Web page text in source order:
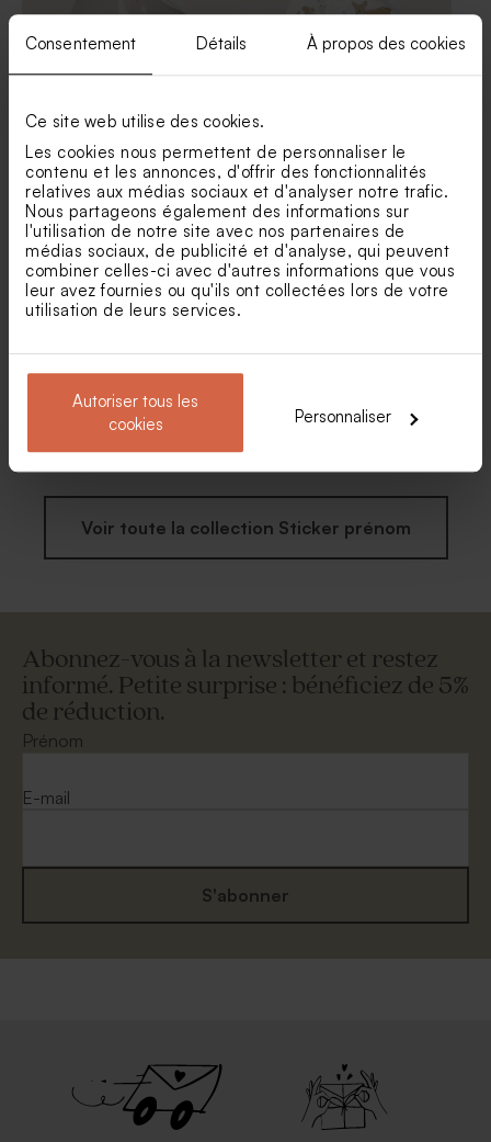
Consentement Détails À propos des cookies
Ce site web utilise des cookies.
Les cookies nous permettent de personnaliser le
contenu et les annonces, d'offrir des fonctionnalités
relatives aux médias sociaux et d'analyser notre trafic.
Nous partageons également des informations sur
l'utilisation de notre site avec nos partenaires de
médias sociaux, de publicité et d'analyse, qui peuvent
combiner celles-ci avec d'autres informations que vous
leur avez fournies ou qu'ils ont collectées lors de votre
utilisation de leurs services.
Autoriser tous les
cookies
Personnaliser
Sticker baptême maman et
bébé oies
Sticker baptême balade
enchantée en forêt
Stickers baptême lion
Tadaaz x Roomblush
Sticker naissance décor
Voir toute la collection Sticker prénom
Abonnez-vous à la newsletter et restez
informé. Petite surprise : bénéficiez de 5%
de réduction.
Prénom
E-mail
S'abonner